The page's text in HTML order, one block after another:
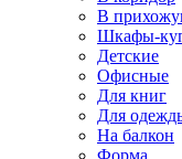
В
Шкафы-
Детские
Офисные
Для книг
Для
На балкон
Форма